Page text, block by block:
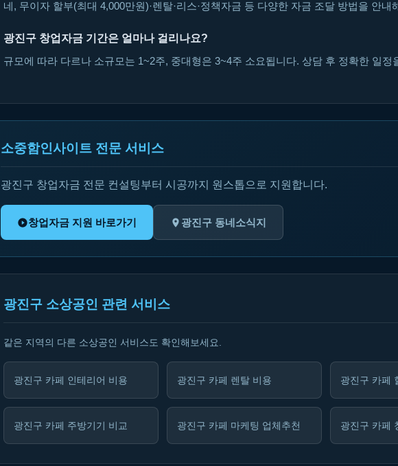
네, 무이자 할부(최대 4,000만원)·렌탈·리스·정책자금 등 다양한 자금 조달 방법을 안내
광진구 창업자금 기간은 얼마나 걸리나요?
규모에 따라 다르나 소규모는 1~2주, 중대형은 3~4주 소요됩니다. 상담 후 정확한 일정
소중함인사이트 전문 서비스
광진구 창업자금 전문 컨설팅부터 시공까지 원스톱으로 지원합니다.
창업자금 지원 바로가기 광진구 동네소식지
광진구 소상공인 관련 서비스
같은 지역의 다른 소상공인 서비스도 확인해보세요.
광진구 카페 인테리어 비용 광진구 카페 렌탈 비용 광진구 카페
광진구 카페 주방기기 비교 광진구 카페 마케팅 업체추천 광진구 카페